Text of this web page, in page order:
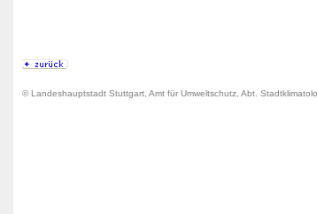
© Landeshauptstadt Stuttgart, Amt für Umweltschutz, Abt.